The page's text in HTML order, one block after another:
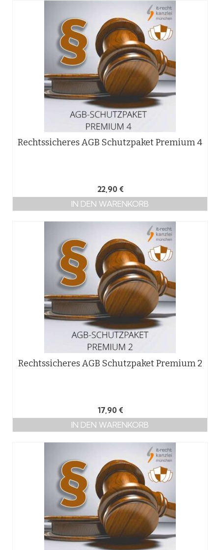
Rechtssicheres AGB Schutzpaket Premium 4
22,90 €
IN DEN WARENKORB
Rechtssicheres AGB Schutzpaket Premium 2
17,90 €
IN DEN WARENKORB